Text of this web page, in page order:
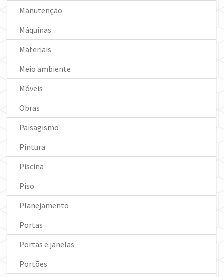
Manutenção
Máquinas
Materiais
Meio ambiente
Móveis
Obras
Paisagismo
Pintura
Piscina
Piso
Planejamento
Portas
Portas e janelas
Portões